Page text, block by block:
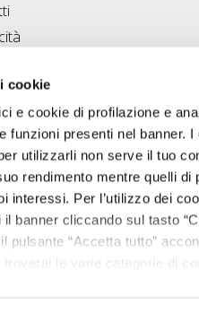
cookie
e cookie di profilazione e
funzioni presenti nel banner.
utilizzarli non serve il tuo
rendimento mentre quelli
interessi. Per l’utilizzo dei
banner cliccando sul tasto
pulsante “Accetta tutto”
troverai le varie categorie di